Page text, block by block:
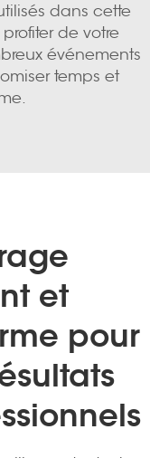
dans cette
de votre
événements
temps et
et
pour